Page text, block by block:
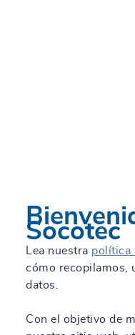
Socotec
Lea nuestra política
cómo recopilamos,
datos.
Con el objetivo de